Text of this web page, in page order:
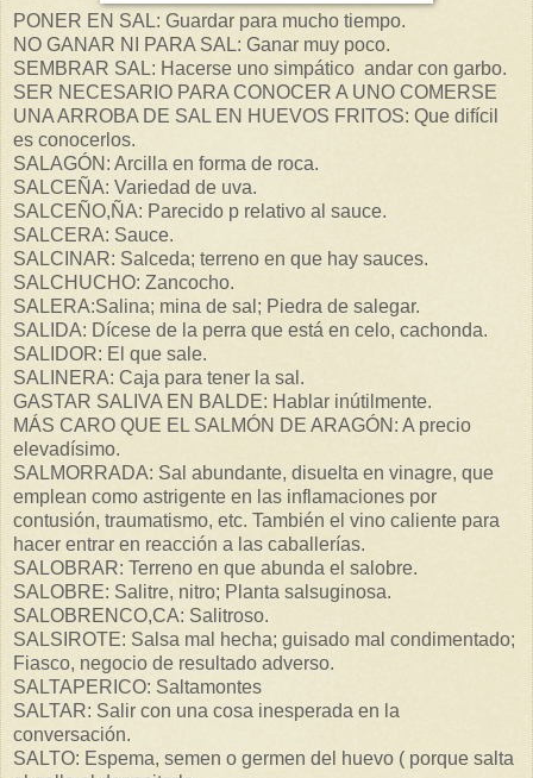
PONER EN SAL: Guardar para mucho tiempo.
NO GANAR NI PARA SAL: Ganar muy poco.
SEMBRAR SAL: Hacerse uno simpático andar con garbo.
SER NECESARIO PARA CONOCER A UNO COMERSE
UNA ARROBA DE SAL EN HUEVOS FRITOS: Que difícil
es conocerlos.
SALAGÓN: Arcilla en forma de roca.
SALCEÑA: Variedad de uva.
SALCEÑO,ÑA: Parecido p relativo al sauce.
SALCERA: Sauce.
SALCINAR: Salceda; terreno en que hay sauces.
SALCHUCHO: Zancocho.
SALERA:Salina; mina de sal; Piedra de salegar.
SALIDA: Dícese de la perra que está en celo, cachonda.
SALIDOR: El que sale.
SALINERA: Caja para tener la sal.
GASTAR SALIVA EN BALDE: Hablar inútilmente.
MÁS CARO QUE EL SALMÓN DE ARAGÓN: A precio
elevadísimo.
SALMORRADA: Sal abundante, disuelta en vinagre, que
emplean como astrigente en las inflamaciones por
contusión, traumatismo, etc. También el vino caliente para
hacer entrar en reacción a las caballerías.
SALOBRAR: Terreno en que abunda el salobre.
SALOBRE: Salitre, nitro; Planta salsuginosa.
SALOBRENCO,CA: Salitroso.
SALSIROTE: Salsa mal hecha; guisado mal condimentado;
Fiasco, negocio de resultado adverso.
SALTAPERICO: Saltamontes
SALTAR: Salir con una cosa inesperada en la
conversación.
SALTO: Espema, semen o germen del huevo ( porque salta